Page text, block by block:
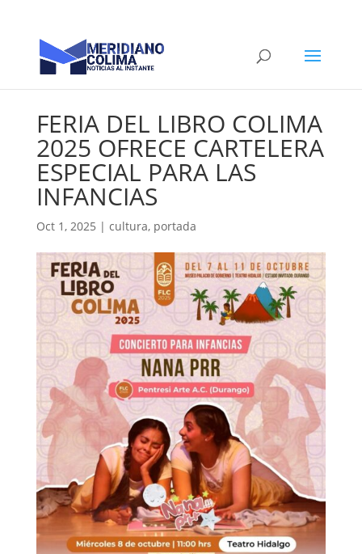
FERIA DEL LIBRO COLIMA
2025 OFRECE CARTELERA
ESPECIAL PARA LAS
INFANCIAS
Oct 1, 2025 | cultura, portada